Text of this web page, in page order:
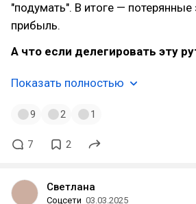
"подумать". В итоге — потерянные
прибыль.
А что если делегировать эту
Показать полностью
9 2 1
7 2
Светлана
Соцсети 03.03.2025